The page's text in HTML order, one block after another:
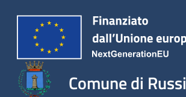
Comune di Russi